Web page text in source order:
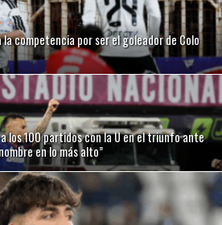
competencia por ser el goleador de Colo
los 100 partidos con la U en el triunfo ante
en lo más alto”